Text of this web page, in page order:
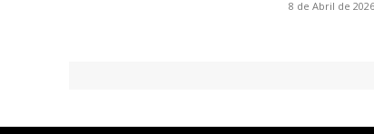
8 de Abril de 2026